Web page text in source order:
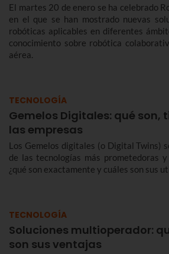
El martes 20 de enero se ha celebrado
en el que se han mostrado nuevas
robóticas aplicables en diferentes
conocimiento sobre robótica
aérea.
TECNOLOGÍA
Gemelos Digitales: qué son,
las empresas
Los Gemelos digitales (o Digital Twins)
de las tecnologías más prometedoras
¿qué son exactamente y cuáles son sus
TECNOLOGÍA
Soluciones multioperador:
son sus ventajas